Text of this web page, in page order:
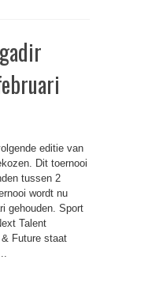
editie van
Dit toernooi
tussen 2
wordt nu
gehouden. Sport
Talent
Future staat